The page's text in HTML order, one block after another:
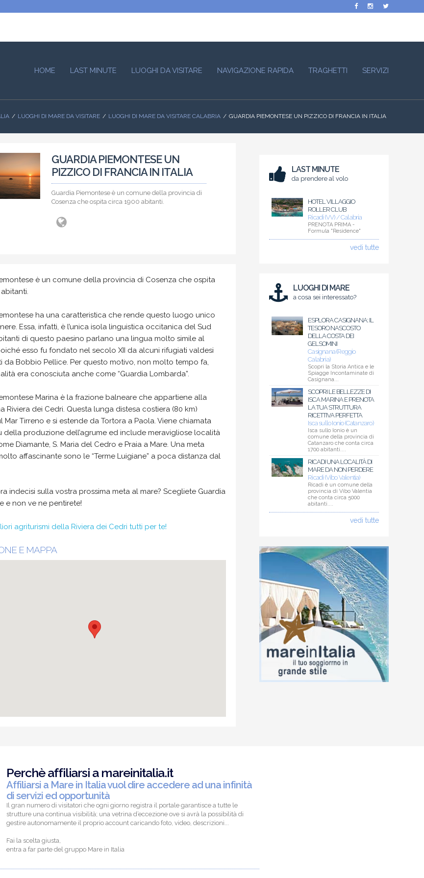
HOME LAST MINUTE LUOGHI DA VISITARE NAVIGAZIONE RAPIDA TRAGHETTI SERVIZI
LUOGHI DI MARE DA VISITARE LUOGHI DI MARE DA VISITARE CALABRIA GUARDIA PIEMONTESE UN PIZZICO DI FRANCIA IN ITALIA
GUARDIA PIEMONTESE UN
PIZZICO DI FRANCIA IN ITALIA
Guardia Piemontese è un comune della provincia di
Cosenza che ospita circa 1900 abitanti.
è un comune della provincia di Cosenza che ospita
ha una caratteristica che rende questo luogo unico
Essa, infatti, è l’unica isola linguistica occitanica del Sud
di questo paesino parlano una lingua molto simile al
esso fu fondato nel secolo XII da alcuni rifugiati valdesi
da Bobbio Pellice. Per questo motivo, non molto tempo fa,
era conosciuta anche come “Guardia Lombarda”.
Marina è la frazione balneare che appartiene alla
Riviera dei Cedri. Questa lunga distesa costiera (80 km)
Mar Tirreno e si estende da Tortora a Paola. Viene chiamata
della produzione dell’agrume ed include meravigliose località
Diamante, S. Maria del Cedro e Praia a Mare. Una meta
affascinante sono le “Terme Luigiane” a poca distanza dal
indecisi sulla vostra prossima meta al mare? Scegliete Guardia
e non ve ne pentirete!
agriturismi della Riviera dei Cedri tutti per te!
E MAPPA
LAST MINUTE
da prendere al volo
HOTEL VILLAGGIO
ROLLER CLUB
Ricadi (VV) / Calabria
PRENOTA PRIMA -
Formula "Residence"
vedi tutte
LUOGHI DI MARE
a cosa sei interessato?
ESPLORA CASIGNANA: IL
TESORO NASCOSTO
DELLA COSTA DEI
GELSOMINI
Casignana (Reggio
Calabria)
Scopri la Storia Antica e le
Spiagge Incontaminate di
Casignana...
SCOPRI LE BELLEZZE DI
ISCA MARINA E PRENOTA
LA TUA STRUTTURA
RICETTIVA PERFETTA
Isca sullo Ionio (Catanzaro)
Isca sullo Ionio è un
comune della provincia di
Catanzaro che conta circa
1700 abitanti....
RICADI UNA LOCALITÀ DI
MARE DA NON PERDERE
Ricadi (Vibo Valentia)
Ricadi è un comune della
provincia di Vibo Valentia
che conta circa 5000
abitanti....
vedi tutte
Perchè affiliarsi a mareinitalia.it
Affiliarsi a Mare in Italia vuol dire accedere ad una infinità
di servizi ed opportunità
Il gran numero di visitatori che ogni giorno registra il portale garantisce a tutte le
strutture una continua visibilità; una vetrina d’eccezione ove si avrà la possibilità di
gestire autonomamente il proprio account caricando foto, video, descrizioni...
Fai la scelta giusta,
entra a far parte del gruppo Mare in Italia